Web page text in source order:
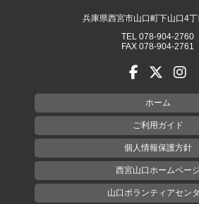
兵庫県西宮市山口町下山口4
TEL 078-904-2760
FAX 078-904-2761
ホーム
ご利用ガイド
個人情報保護方針
西宮山口ホームページ
山口ボランティアセン